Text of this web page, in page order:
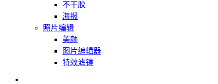
不干胶
海报
照片编辑
美颜
图片编辑器
特效滤镜